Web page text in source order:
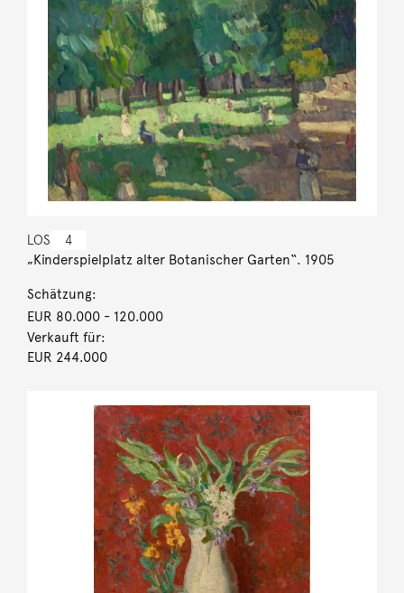
LOS 4
„Kinderspielplatz alter Botanischer Garten“. 1905
Schätzung:
EUR 80.000- 120.000
Verkauft für:
EUR 244.000